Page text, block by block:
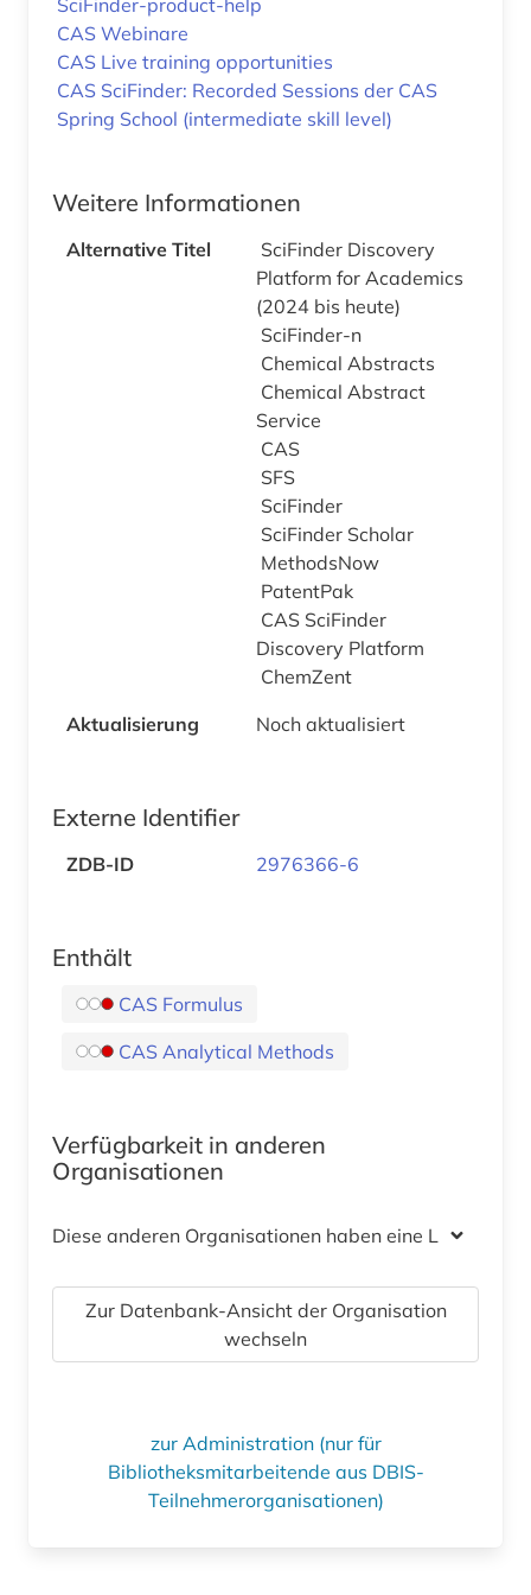
CAS Webinare
CAS Live training opportunities
CAS SciFinder: Recorded Sessions der CAS
Spring School (intermediate skill level)
Weitere Informationen
Alternative Titel
SciFinder Discovery
Platform for Academics
(2024 bis heute)
SciFinder-n
Chemical Abstracts
Chemical Abstract
Service
CAS
SFS
SciFinder
SciFinder Scholar
MethodsNow
PatentPak
CAS SciFinder
Discovery Platform
ChemZent
Aktualisierung
Noch aktualisiert
Externe Identifier
ZDB-ID 2976366-6
Enthält
CAS Formulus
CAS Analytical Methods
Verfügbarkeit in anderen
Organisationen
Diese anderen Organisationen haben eine Lizenz
Zur Datenbank-Ansicht der Organisation
wechseln
zur Administration (nur für
Bibliotheksmitarbeitende aus DBIS-
Teilnehmerorganisationen)